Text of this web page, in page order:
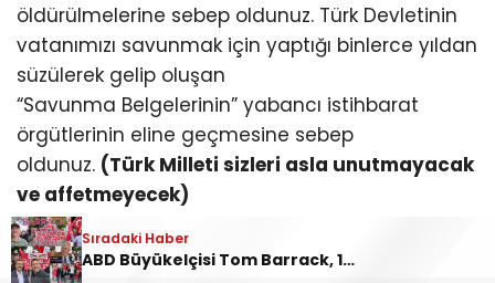
öldürülmelerine sebep oldunuz. Türk Devletinin
vatanımızı savunmak için yaptığı binlerce yıldan
süzülerek gelip oluşan
“Savunma Belgelerinin” yabancı istihbarat
örgütlerinin eline geçmesine sebep
oldunuz. (Türk Milleti sizleri asla unutmayacak
ve affetmeyecek)
Sizler, “İslam’ın yolunu, Kalaşnikof ve Kur’an
Sıradaki Haber
ABD Büyükelçisi Tom Barrack, 19 Mayıs’ta Ankara’da protesto edildi: “Barrack evine dön!”